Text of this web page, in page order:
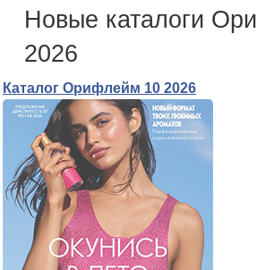
Новые каталоги
2026
Каталог Орифлейм 10 2026